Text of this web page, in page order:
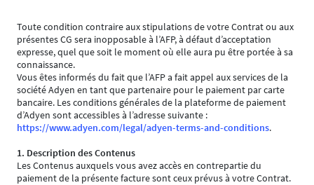
Toute condition contraire aux stipulations de votre Contrat ou aux
présentes CG sera inopposable à l’AFP, à défaut d’acceptation
expresse, quel que soit le moment où elle aura pu être portée à sa
connaissance.
Vous êtes informés du fait que l’AFP a fait appel aux services de la
société Adyen en tant que partenaire pour le paiement par carte
bancaire. Les conditions générales de la plateforme de paiement
d’Adyen sont accessibles à l’adresse suivante :
https://www.adyen.com/legal/adyen-terms-and-conditions.
1. Description des Contenus
Les Contenus auxquels vous avez accès en contrepartie du
paiement de la présente facture sont ceux prévus à votre Contrat.